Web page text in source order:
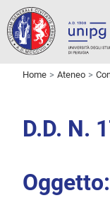
Home Ateneo
D.D. N.
Oggetto: